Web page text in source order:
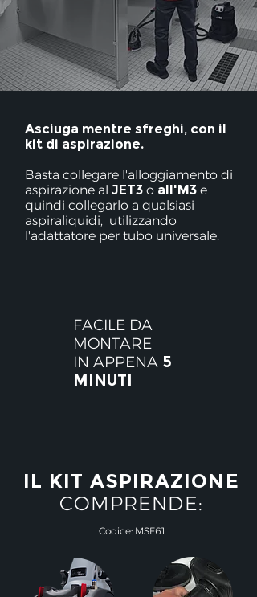
Asciuga mentre sfreghi, con il
kit di aspirazione.
Basta collegare l'alloggiamento di
aspirazione al JET3 o all'M3 e
quindi collegarlo a qualsiasi
aspiraliquidi, utilizzando
l'adattatore per tubo universale.
FACILE DA
MONTARE
IN APPENA 5
MINUTI
IL KIT ASPIRAZIONE
COMPRENDE:
Codice: MSF61